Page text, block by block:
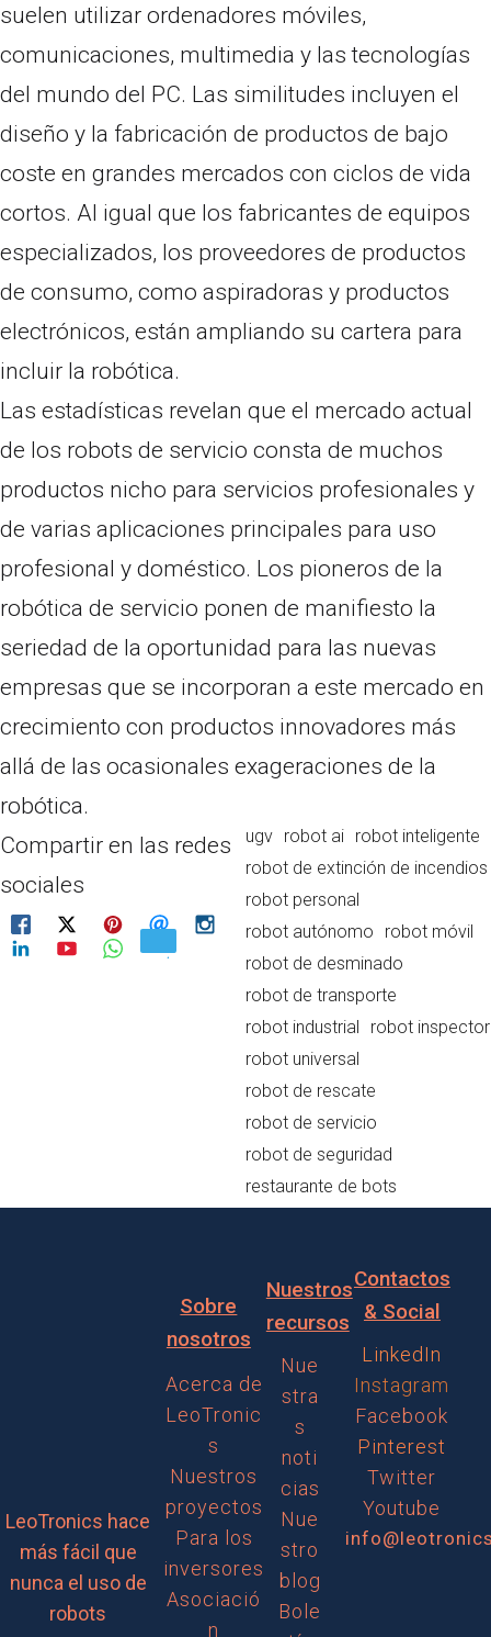
suelen utilizar ordenadores móviles,
comunicaciones, multimedia y las tecnologías
del mundo del PC. Las similitudes incluyen el
diseño y la fabricación de productos de bajo
coste en grandes mercados con ciclos de vida
cortos. Al igual que los fabricantes de equipos
especializados, los proveedores de productos
de consumo, como aspiradoras y productos
electrónicos, están ampliando su cartera para
incluir la robótica.
Las estadísticas revelan que el mercado actual
de los robots de servicio consta de muchos
productos nicho para servicios profesionales y
de varias aplicaciones principales para uso
profesional y doméstico. Los pioneros de la
robótica de servicio ponen de manifiesto la
seriedad de la oportunidad para las nuevas
empresas que se incorporan a este mercado en
crecimiento con productos innovadores más
allá de las ocasionales exageraciones de la
robótica.
Compartir en las redes
sociales
ugv robot ai robot inteligente
robot de extinción de incendios
robot personal
robot autónomo
robot móvil
robot de desminado
robot de transporte
robot industrial
robot inspector
robot universal
robot de rescate
robot de servicio
robot de seguridad
restaurante de bots
LeoTronics hace
más fácil que
nunca el uso de
robots
Sobre
nosotros
Acerca de
LeoTronic
s
Nuestros
proyectos
Para los
inversores
Asociació
n
Nuestros
recursos
Nue
stra
s
noti
cias
Nue
stro
blog
Bole
Contactos
& Social
LinkedIn
Instagram
Facebook
Pinterest
Twitter
Youtube